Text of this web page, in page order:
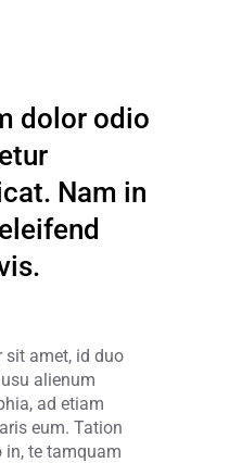
dolor odio
Nam in
sit amet, id duo
alienum
ad etiam
eum. Tation
in, te tamquam